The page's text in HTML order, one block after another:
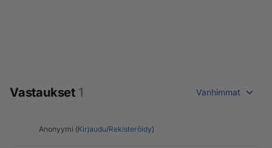
Vastaukset 1 Vanhimmat
Anonyymi (Kirjaudu/Rekisteröidy)